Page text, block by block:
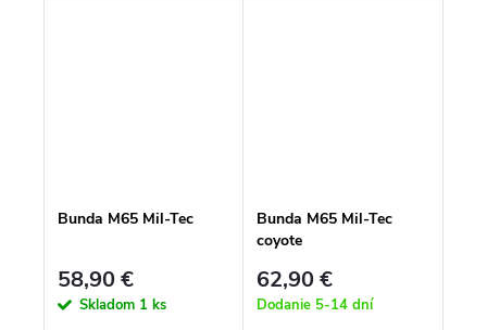
Bunda M65 Mil-Tec
58,90 €
Skladom 1 ks
Bunda M65 Mil-Tec
coyote
62,90 €
Dodanie 5-14 dní